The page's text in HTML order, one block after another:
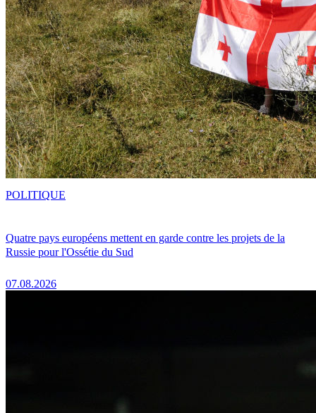
Quatre pays européens mettent en garde contre les projets de la
Russie pour l'Ossétie du Sud
07.08.2026
POLITIQUE